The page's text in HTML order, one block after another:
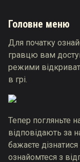
Головне меню
Для початку
гравцю вам
режими
в грі.
Тепер погляньте
відповідають за
бажаєте
ознайомтеся з